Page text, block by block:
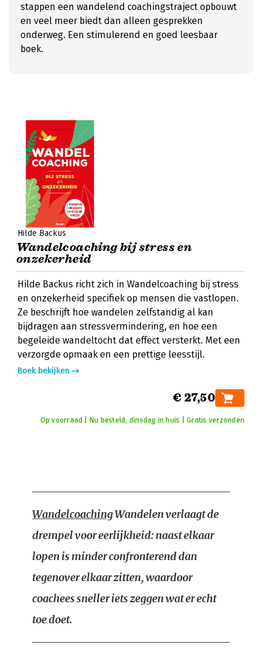
stappen een wandelend coachingstraject opbouwt
en veel meer biedt dan alleen gesprekken
onderweg. Een stimulerend en goed leesbaar
boek.
Hilde Backus
Wandelcoaching bij stress en
onzekerheid
Hilde Backus richt zich in Wandelcoaching bij stress
en onzekerheid specifiek op mensen die vastlopen.
Ze beschrijft hoe wandelen zelfstandig al kan
bijdragen aan stressvermindering, en hoe een
begeleide wandeltocht dat effect versterkt. Met een
verzorgde opmaak en een prettige leesstijl.
Boek bekijken
€ 27,50
Op voorraad | Nu besteld, dinsdag in huis | Gratis verzonden
WandelcoachingWandelen verlaagt de
drempel voor eerlijkheid: naast elkaar
lopen is minder confronterend dan
tegenover elkaar zitten, waardoor
coachees sneller iets zeggen wat er echt
toe doet.